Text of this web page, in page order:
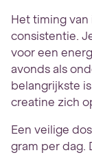
Het timing
consistentie.
voor een
avonds als
belangrijkste
creatine zich
Een veilige
gram per dag.